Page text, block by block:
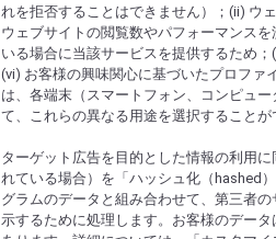
れを拒否することはできません）；(ii) ウ
ウェブサイトの閲覧数やパフォーマンス
いる場合に当該サービスを提供するため
(vi) お客様の興味関心に基づいたプロファ
は、各端末（スマートフォン、コンピュ
て、これらの異なる用途を選択することが
ターゲット広告を目的とした情報の利用
れている場合）を「ハッシュ化（hashed
グラムのデータと組み合わせて、第三者
示するために処理します。お客様のデー